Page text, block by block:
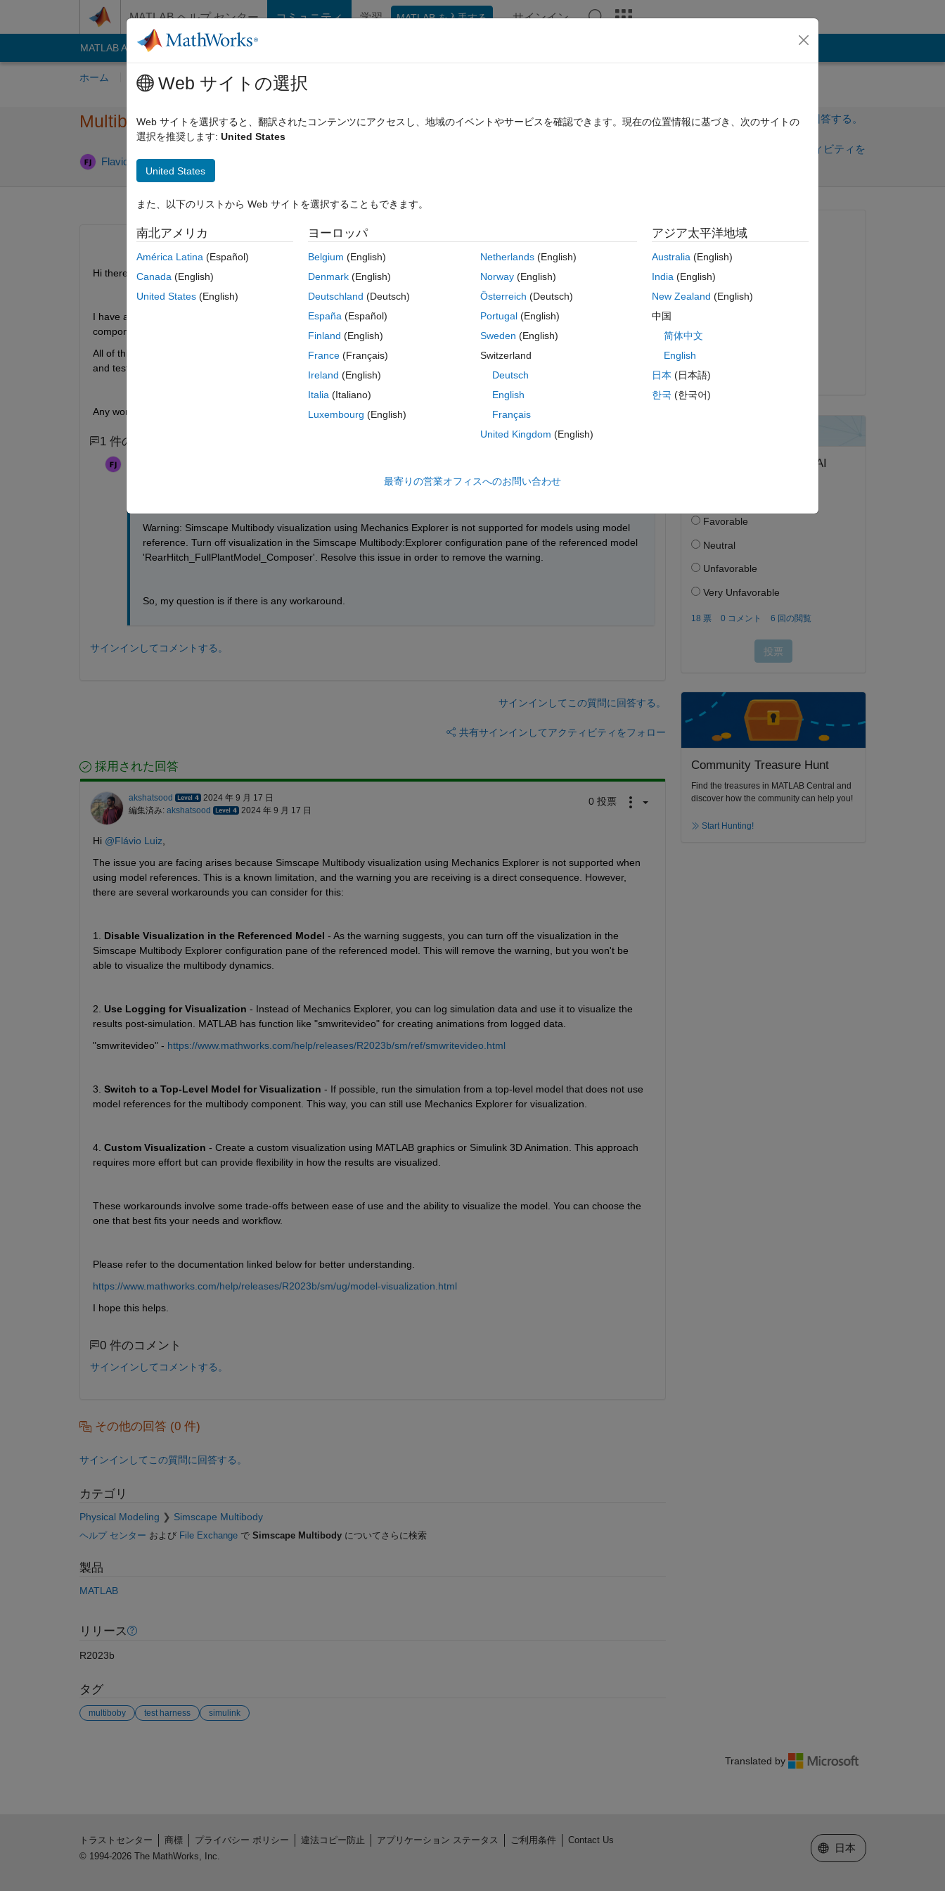
MATLAB ヘルプ センター コミュニティ 学習 MATLAB を入手する サインイン
MATLAB Answers File Exchange
ホーム 質問する 回答 閲覧 MATLAB に関する FAQ
Multibody visualization when using test harness
Flavio Luiz Puhl Jr 2024 9 月 13
サインインしてこの質問に回答する。
サインインしてアクティビティを
0 投票
Hi there,
I have a plan model (on system composer) with have some simscape components, a multibody component and simulink
component (which is the controller loop).
All of this works perfectly when I ran on system composer level.   But I created a test harness to support the test scenarios
and test case as well.  I this format, with test harness, the multibody visualization does not works.
Any workaround for this?
1 件のコメント
Warning: Simscape Multibody visualization using Mechanics Explorer is not supported for models using model
reference. Turn off visualization in the Simscape Multibody:Explorer configuration pane of the referenced model
'RearHitch_FullPlantModel_Composer'. Resolve this issue in order to remove the warning.
So, my question is if there is any workaround.
サインインしてコメントする。
サインインしてこの質問に回答する。
共有サインインしてアクティビティをフォロー
採用された回答
akshatsood
2024 年 9 月 17 日
編集済み: akshatsood 2024 年 9 月 17 日
0 投票
Hi @Flávio Luiz
The issue you are facing arises because Simscape Multibody visualization using Mechanics Explorer is not supported when
using model references. This is a known limitation, and the warning you are receiving is a direct consequence. However,
there are several workarounds you can consider for this:
1. Disable Visualization in the Referenced Model - As the warning suggests, you can turn off the visualization in the
Simscape Multibody Explorer configuration pane of the referenced model. This will remove the warning, but you won't be
able to visualize the multibody dynamics.
2. Use Logging for Visualization - Instead of Mechanics Explorer, you can log simulation data and use it to visualize the
results post-simulation. MATLAB has function like "smwritevideo" for creating animations from logged data.
"smwritevideo" - https://www.mathworks.com/help/releases/R2023b/sm/ref/smwritevideo.html
3. Switch to a Top-Level Model for Visualization - If possible, run the simulation from a top-level model that does not use
model references for the multibody component. This way, you can still use Mechanics Explorer for visualization.
4. Custom Visualization - Create a custom visualization using MATLAB graphics or Simulink 3D Animation. This approach
requires more effort but can provide flexibility in how the results are visualized.
These workarounds involve some trade-offs between ease of use and the ability to visualize the model. You can choose the
one that best fits your needs and workflow.
Please refer to the documentation linked below for better understanding.
https://www.mathworks.com/help/releases/R2023b/sm/ug/model-visualization.html
I hope this helps.
0 件のコメント
サインインしてコメントする。
その他の回答 (0 件)
サインインしてこの質問に回答する。
カテゴリ
Physical Modeling Simscape Multibody
ヘルプ センター および File Exchangeで Simscape Multibodyについてさらに検索
製品
MATLAB
リリース
R2023b
タグ
multiboby test harness simulink
質問済み:
2024 年 9 月 13 日
編集済み:
採用済み:
Community Treasure Hunt
Find the treasures in MATLAB Central and
discover how the community can help you!
Start Hunting!
Translated by
Web サイトの選択
Web サイトを選択すると、翻訳されたコンテンツにアクセスし、地域のイベントやサービスを確認できます。現在の位置情報に基づき、次のサイトの
選択を推奨します: United States
United States
また、以下のリストから Web サイトを選択することもできます。
南北アメリカ
América Latina (Español)
Canada (English)
United States (English)
ヨーロッパ
Belgium (English)
Denmark (English)
Deutschland (Deutsch)
España (Español)
Finland (English)
France (Français)
Ireland (English)
Italia (Italiano)
Luxembourg (English)
Netherlands(English)
Norway(English)
Österreich (Deutsch)
Portugal(English)
Sweden (English)
Switzerland
Deutsch
English
Français
United Kingdom (English)
アジア太平洋地域
Australia(English)
India(English)
New Zealand (English)
中国
简体中文
English
日本 (日本語)
한국 (한국어)
最寄りの営業オフィスへのお問い合わせ
トラストセンター 商標 プライバシー ポリシー 違法コピー防止 アプリケーション ステータス ご利用条件
Contact Us
© 1994-2026 The MathWorks, Inc.
Web サイトの選択
日本